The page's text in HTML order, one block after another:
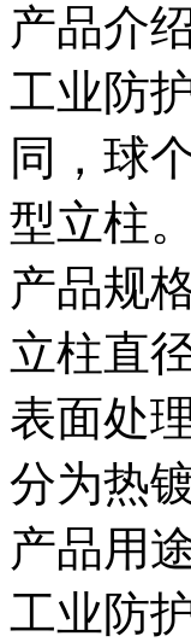
产品介
工业防
同，球
型立柱。
产品规
立柱直
表面处
分为热
产品用
工业防